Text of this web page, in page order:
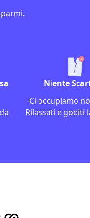
Niente
Ci occupiamo
Rilassati e goditi